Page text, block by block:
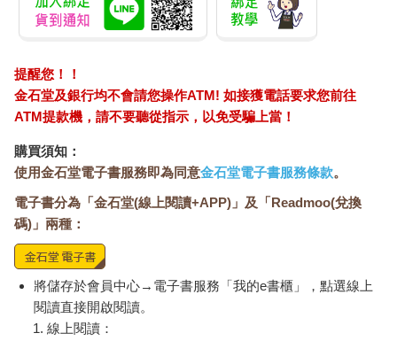
提醒您！！
金石堂及銀行均不會請您操作ATM! 如接獲電話要求您前往
ATM提款機，請不要聽從指示，以免受騙上當！
購買須知：
使用金石堂電子書服務即為同意金石堂電子書服務條款。
電子書分為「金石堂(線上閱讀+APP)」及「Readmoo(兌換
碼)」兩種：
將儲存於會員中心→電子書服務「我的e書櫃」，點選線上
閱讀直接開啟閱讀。
線上閱讀：